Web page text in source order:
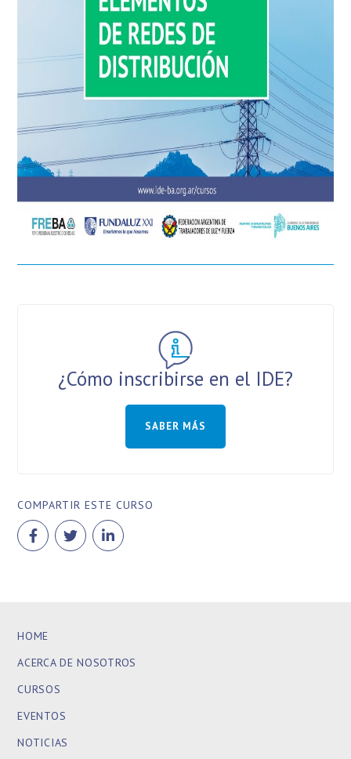
¿Cómo inscribirse en el IDE?
SABER MÁS
COMPARTIR ESTE CURSO
HOME
ACERCA DE NOSOTROS
CURSOS
EVENTOS
NOTICIAS